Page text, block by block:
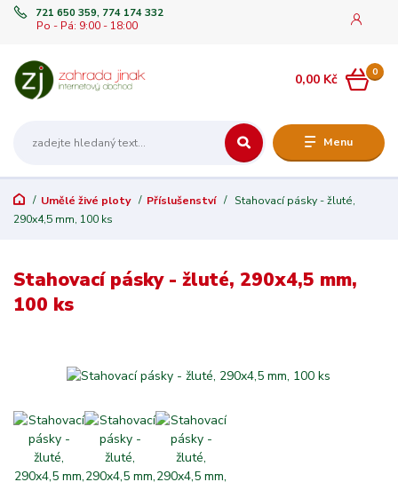
Menu
721 650 359, 774 174 332
Po - Pá: 9:00 - 18:00
0
0,00 Kč
Umělé živé ploty Příslušenství
Stahovací pásky - žluté,
290x4,5 mm, 100 ks
Stahovací pásky - žluté, 290x4,5 mm,
100 ks